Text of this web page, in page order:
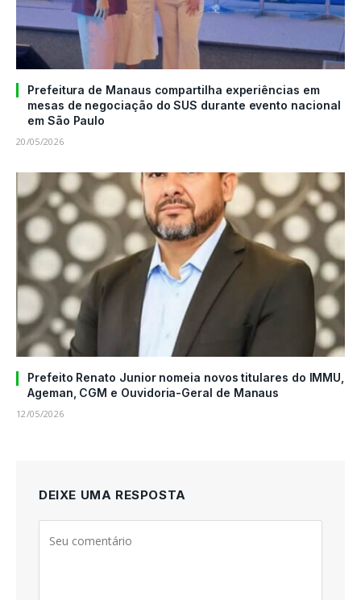
Prefeitura de Manaus compartilha experiências em
mesas de negociação do SUS durante evento nacional
em São Paulo
20/05/2026
Prefeito Renato Junior nomeia novos titulares do IMMU,
Ageman, CGM e Ouvidoria-Geral de Manaus
12/05/2026
DEIXE UMA RESPOSTA